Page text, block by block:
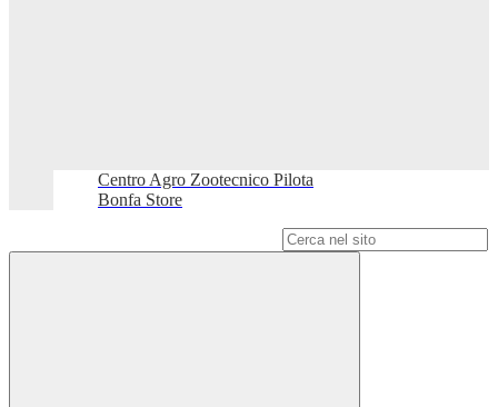
Centro Agro Zootecnico Pilota
Bonfa Store